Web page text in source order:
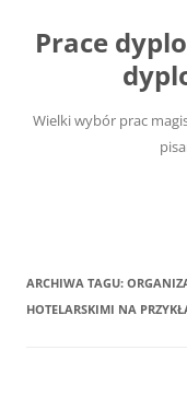
treści
Prace
Wielki wybór prac
ARCHIWA TAGU:
HOTELARSKIMI NA